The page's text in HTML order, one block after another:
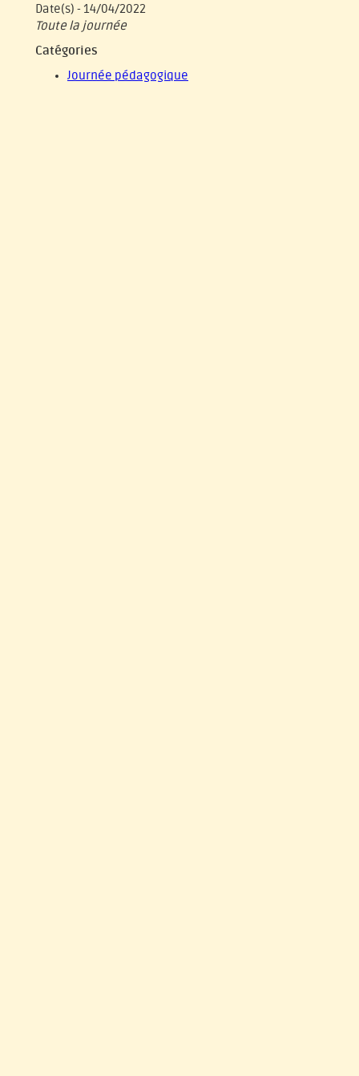
Date(s) - 14/04/2022
Toute la journée
Catégories
Journée pédagogique